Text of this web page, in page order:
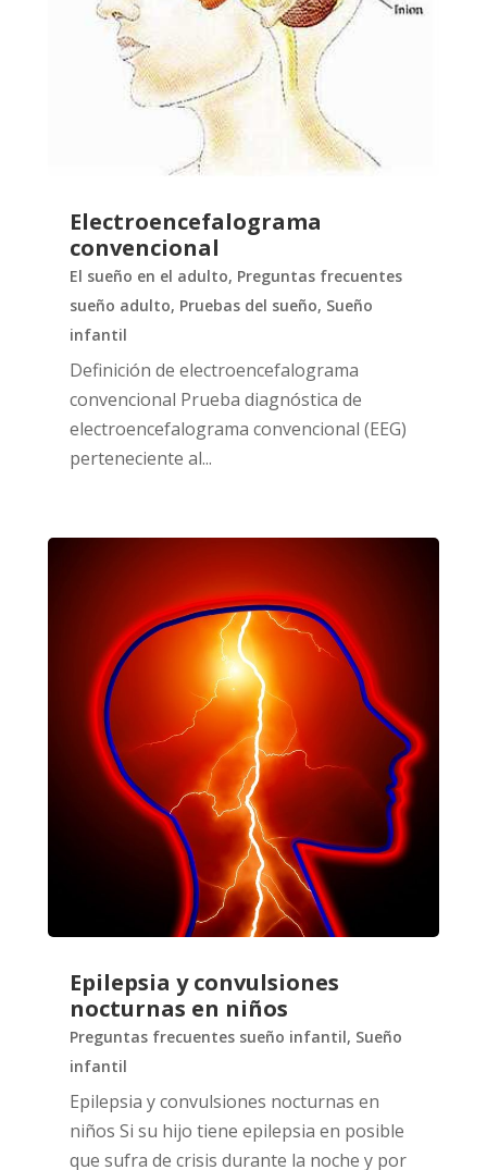
Electroencefalograma
convencional
El sueño en el adulto, Preguntas frecuentes
sueño adulto, Pruebas del sueño, Sueño
infantil
Definición de electroencefalograma
convencional Prueba diagnóstica de
electroencefalograma convencional (EEG)
perteneciente al...
Epilepsia y convulsiones
nocturnas en niños
Preguntas frecuentes sueño infantil, Sueño
infantil
Epilepsia y convulsiones nocturnas en
niños Si su hijo tiene epilepsia en posible
que sufra de crisis durante la noche y por